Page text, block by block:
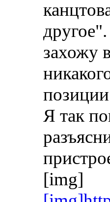
захожу
Я так
[img]